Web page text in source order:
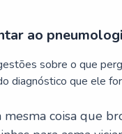
ao
sobre o que
diagnóstico que ele
mesma coisa que